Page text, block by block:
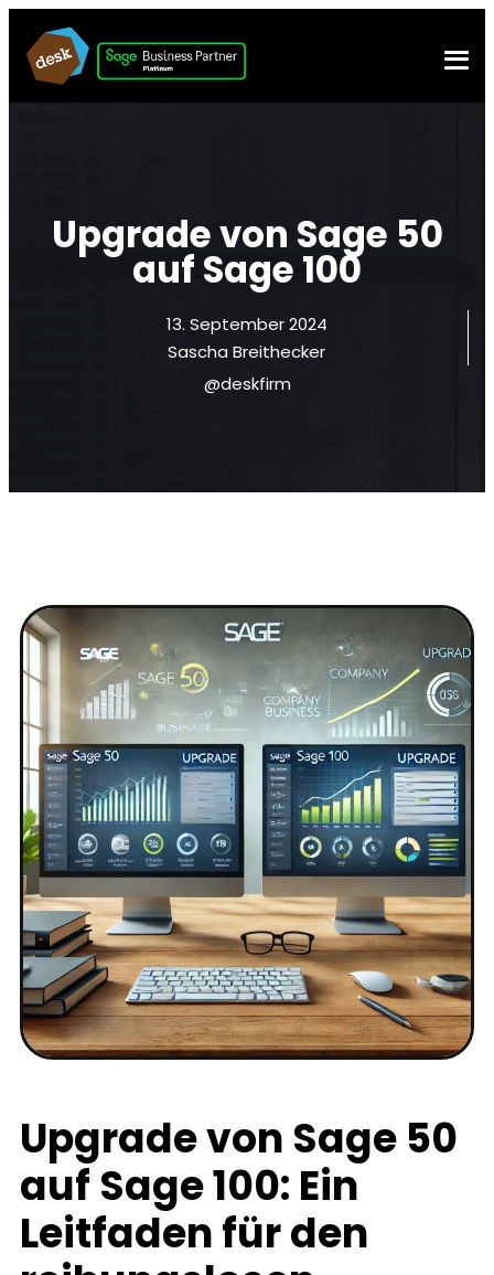
Upgrade von Sage 50
auf Sage 100
13. September 2024
Sascha Breithecker
@deskfirm
Upgrade von Sage 50
auf Sage 100: Ein
Leitfaden für den